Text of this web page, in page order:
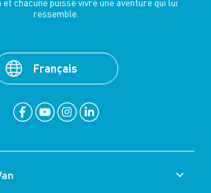
et chacune puisse vivre une aventure qui lui
ressemble.
Français